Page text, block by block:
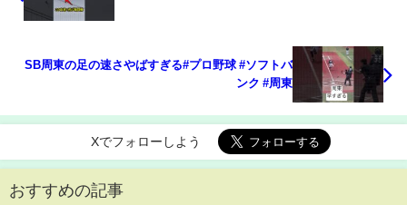
SB周東の足の速さやばすぎる#プロ野球 #ソフトバ
ンク #周東
Xでフォローしよう
おすすめの記事